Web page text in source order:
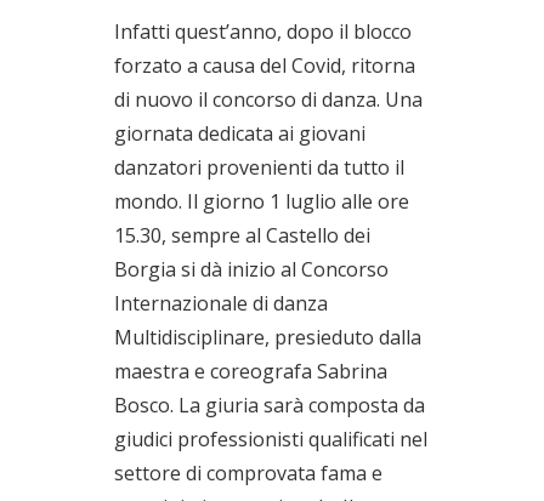
Infatti quest’anno, dopo il blocco
forzato a causa del Covid, ritorna
di nuovo il concorso di danza. Una
giornata dedicata ai giovani
danzatori provenienti da tutto il
mondo. Il giorno 1 luglio alle ore
15.30, sempre al Castello dei
Borgia si dà inizio al Concorso
Internazionale di danza
Multidisciplinare, presieduto dalla
maestra e coreografa Sabrina
Bosco. La giuria sarà composta da
giudici professionisti qualificati nel
settore di comprovata fama e